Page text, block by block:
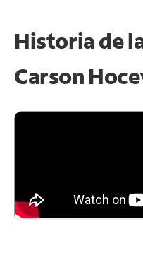
Historia de
Carson